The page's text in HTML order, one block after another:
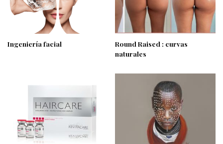
Ingeniería facial
Round Raised : curvas
naturales